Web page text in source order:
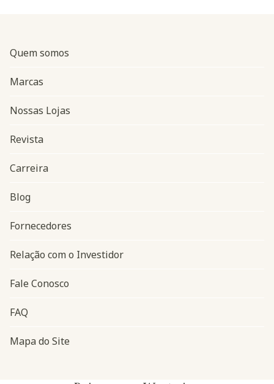
Navegação do rodapé
Quem somos
Marcas
Nossas Lojas
Revista
Carreira
Blog
Fornecedores
Relação com o Investidor
Fale Conosco
FAQ
Mapa do Site